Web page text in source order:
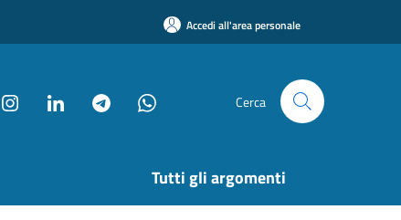
Accedi all'area personale
Cerca
Tutti gli argomenti